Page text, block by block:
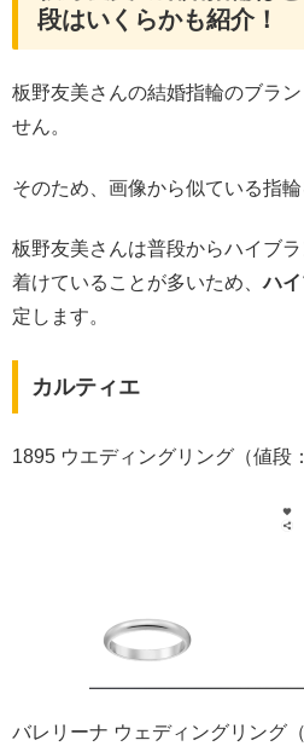
段はいくらかも紹介！
板野友美さんの結婚指輪のブラ
せん。
そのため、画像から似ている指輪
板野友美さんは普段からハイブ
着けていることが多いため、ハ
定します。
カルティエ
1895 ウエディングリング（値段
バレリーナ ウェディングリング